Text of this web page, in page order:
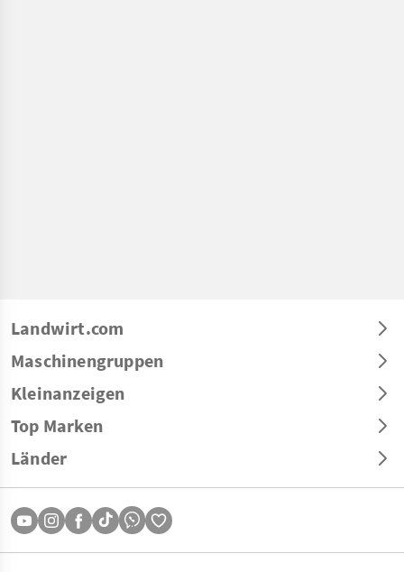
Landwirt.com
Maschinengruppen
Kleinanzeigen
Top Marken
Länder